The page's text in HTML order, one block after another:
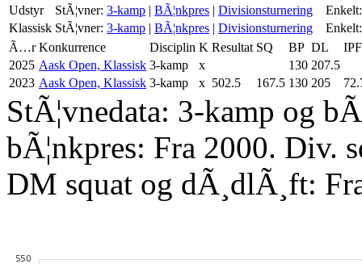
Udstyr
StÃ¦vner: 3-kamp | BÃ¦nkpres | Divisionsturnering
Enkelt:
Klassisk StÃ¦vner: 3-kamp | BÃ¦nkpres | Divisionsturnering
Enkelt:
Ã…r Konkurrence Disciplin K Resultat SQ BP DL
2025 Aask Open, Klassisk 3-kamp x 130 207.5
2023 Aask Open, Klassisk 3-kamp x 502.5 167.5 130 205
StÃ¦vnedata: 3-kamp og
bÃ¦nkpres: Fra 2000. Div.
DM squat og dÃ¸dlÃ¸ft: